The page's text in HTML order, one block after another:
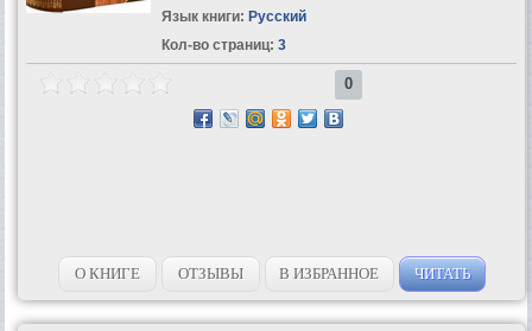
Язык книги: Русский
Кол-во страниц: 3
0
О КНИГЕ ОТЗЫВЫ В ИЗБРАННОЕ ЧИТАТЬ